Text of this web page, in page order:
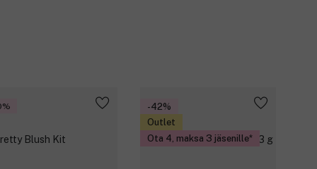
-42%
Outlet
Ota 4, maksa 3 jäsenille